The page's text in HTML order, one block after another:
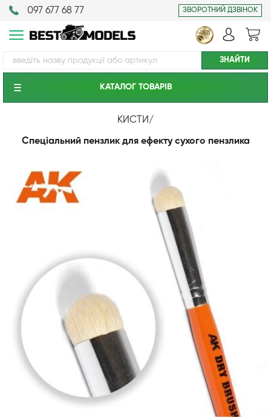
097 677 68 77 ЗВОРОТНИЙ ДЗВІНОК
КАТАЛОГ ТОВАРIВ
КИСТИ/
Спеціальний пензлик для ефекту сухого пензлика